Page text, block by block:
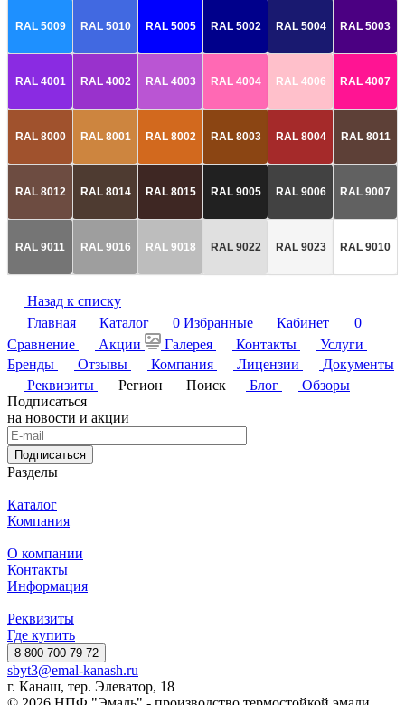
RAL 5009 RAL 5010 RAL 5005 RAL 5002 RAL 5004 RAL 5003
RAL 4001 RAL 4002 RAL 4003 RAL 4004 RAL 4006 RAL 4007
RAL 8000 RAL 8001 RAL 8002 RAL 8003 RAL 8004 RAL 8011
RAL 8012 RAL 8014 RAL 8015 RAL 9005 RAL 9006 RAL 9007
RAL 9011 RAL 9016 RAL 9018 RAL 9022 RAL 9023 RAL 9010
Назад к списку
Главная
Каталог 0 Избранные Кабинет
0
Сравнение
Акции Галерея Контакты
Услуги
Бренды
Отзывы Компания Лицензии
Документы
Реквизиты
Регион Поиск Блог
Обзоры
Подписаться
на новости и акции
Подписаться
Разделы
Каталог
Компания
О компании
Контакты
Информация
Реквизиты
Где купить
8 800 700 79 72
sbyt3@emal-kanash.ru
г. Канаш, тер. Элеватор, 18